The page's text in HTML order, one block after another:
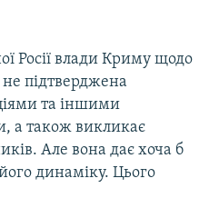
Росії влади Криму щодо
підтверджена
та іншими
а також викликає
Але вона дає хоча б
динаміку. Цього